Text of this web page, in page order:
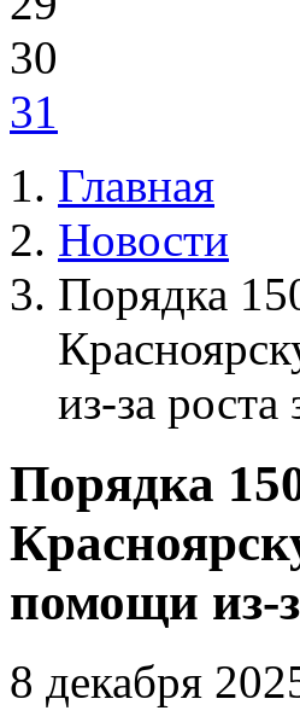
30
31
Главная
Новости
Порядка
из-за
Порядка
помощи из-
8 декабря